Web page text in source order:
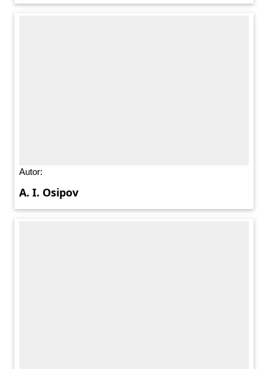
Autor:
A. I. Osipov